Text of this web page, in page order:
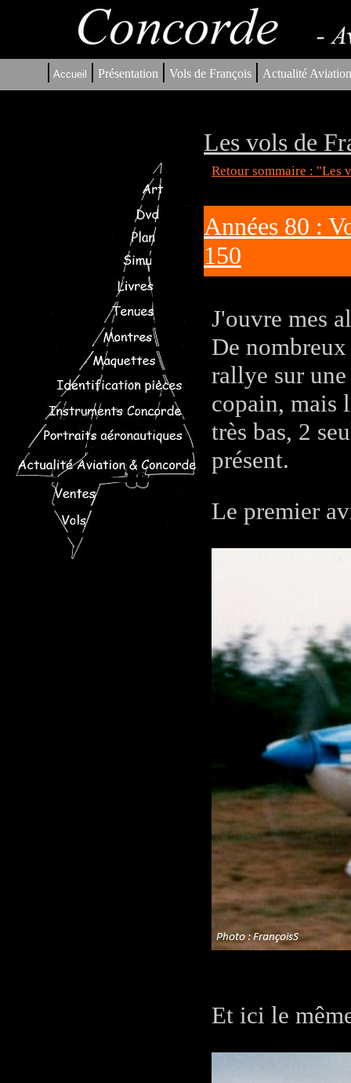
| Accueil | Présentation | Vols de François | Actualité
Les vols de
Retour sommaire : "Les
Années 80 :
150
J'ouvre mes
De
rallye sur
copain, mais
très bas, 2
présent.
Le premier
Et ici le